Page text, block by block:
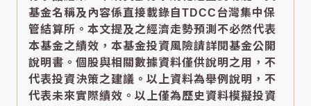
基金名稱及內容係直接載錄自TDCC台灣集中保
管結算所。本文提及之經濟走勢預測不必然代表
本基金之績效，本基金投資風險請詳閱基金公開
說明書。個股與相關數據資料僅供說明之用，不
代表投資決策之建議。以上資料為舉例說明，不
代表未來實際績效。以上僅為歷史資料模擬投資